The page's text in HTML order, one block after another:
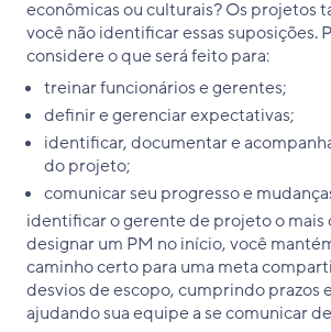
econômicas ou culturais? Os projetos
você não identificar essas suposições.
considere o que será feito para:
treinar funcionários e gerentes;
definir e gerenciar expectativas;
identificar, documentar e
do projeto;
comunicar seu progresso e
identificar o gerente de projeto o mais
designar um PM no início, você
caminho certo para uma meta
desvios de escopo, cumprindo prazos
ajudando sua equipe a se comunicar